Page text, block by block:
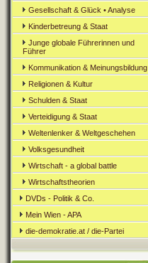
Gesellschaft & Glück • Analyse
Kinderbetreung & Staat
Junge globale Führerinnen und
Führer
Kommunikation & Meinungsbildung
Religionen & Kultur
Schulden & Staat
Verteidigung & Staat
Weltenlenker & Weltgeschehen
Volksgesundheit
Wirtschaft - a global battle
Wirtschaftstheorien
DVDs - Politik & Co.
Mein Wien - APA
die-demokratie.at / die-Partei